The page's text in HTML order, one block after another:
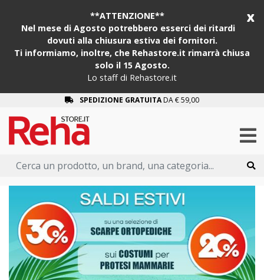
x
**ATTENZIONE**
Nel mese di Agosto potrebbero esserci dei ritardi
dovuti alla chiusura estiva dei fornitori.
Ti informiamo, inoltre, che Rehastore.it rimarrà chiusa
solo il 15 Agosto.
Lo staff di Rehastore.it
SPEDIZIONE GRATUITADA € 59,00